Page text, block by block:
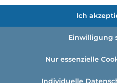
Ich
Einwilligung
Nur essenzielle
Individuelle